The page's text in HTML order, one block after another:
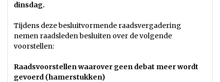
dinsdag.
Tijdens deze besluitvormende raadsvergadering
nemen raadsleden besluiten over de volgende
voorstellen:
Raadsvoorstellen waarover geen debat meer wordt
gevoerd (hamerstukken)